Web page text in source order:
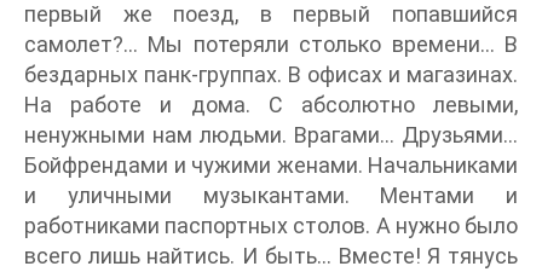
первый же поезд, в первый попавшийся
самолет?... Мы потеряли столько времени... В
бездарных панк-группах. В офисах и магазинах.
На работе и дома. С абсолютно левыми,
ненужными нам людьми. Врагами… Друзьями...
Бойфрендами и чужими женами. Начальниками
и уличными музыкантами. Ментами и
работниками паспортных столов. А нужно было
всего лишь найтись. И быть… Вместе! Я тянусь